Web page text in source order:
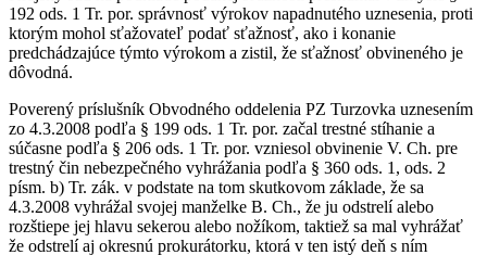
192 ods. 1 Tr. por. správnosť výrokov napadnutého uznesenia, proti
ktorým mohol sťažovateľ podať sťažnosť, ako i konanie
predchádzajúce týmto výrokom a zistil, že sťažnosť obvineného je
dôvodná.
Poverený príslušník Obvodného oddelenia PZ Turzovka uznesením
zo 4.3.2008 podľa § 199 ods. 1 Tr. por. začal trestné stíhanie a
súčasne podľa § 206 ods. 1 Tr. por. vzniesol obvinenie V. Ch. pre
trestný čin nebezpečného vyhrážania podľa § 360 ods. 1, ods. 2
písm. b) Tr. zák. v podstate na tom skutkovom základe, že sa
4.3.2008 vyhrážal svojej manželke B. Ch., že ju odstrelí alebo
rozštiepe jej hlavu sekerou alebo nožíkom, taktiež sa mal vyhrážať
že odstrelí aj okresnú prokurátorku, ktorá v ten istý deň s ním